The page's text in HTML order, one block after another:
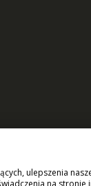
ulepszenia
na